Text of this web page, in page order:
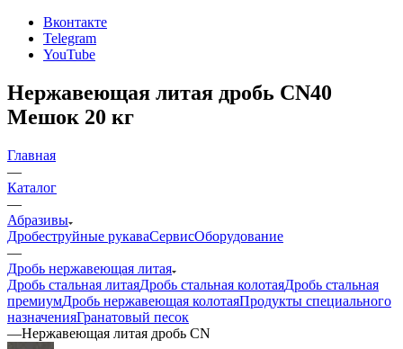
Вконтакте
Telegram
YouTube
Нержавеющая литая дробь СN40
Мешок 20 кг
Главная
—
Каталог
—
Абразивы
Дробеструйные рукаваСервисОборудование
—
Дробь нержавеющая литая
Дробь стальная литаяДробь стальная колотаяДробь стальная
премиумДробь нержавеющая колотаяПродукты специального
назначенияГранатовый песок
—Нержавеющая литая дробь CN